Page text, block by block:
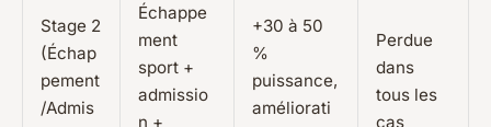
Stage 2
(Échap
pement
/Admis
Échappe
ment
sport +
admissio
n +
+30 à 50
%
puissance,
améliorati
Perdue
dans
tous les
cas